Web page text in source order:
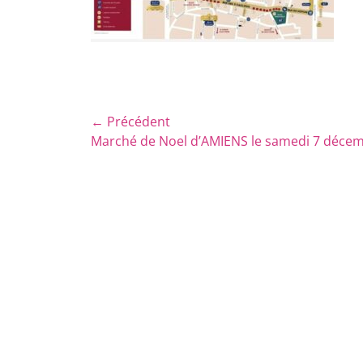
Navigation
de
← Précédent
Article
Marché de Noel d’AMIENS le samedi 7